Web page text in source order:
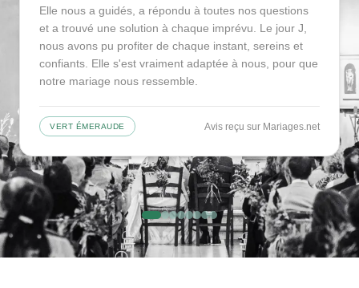
Elle nous a guidés, a répondu à toutes nos questions
et a trouvé une solution à chaque imprévu. Le jour J,
nous avons pu profiter de chaque instant, sereins et
confiants. Elle s'est vraiment adaptée à nous, pour que
notre mariage nous ressemble.
VERT ÉMERAUDE Avis reçu sur Mariages.net